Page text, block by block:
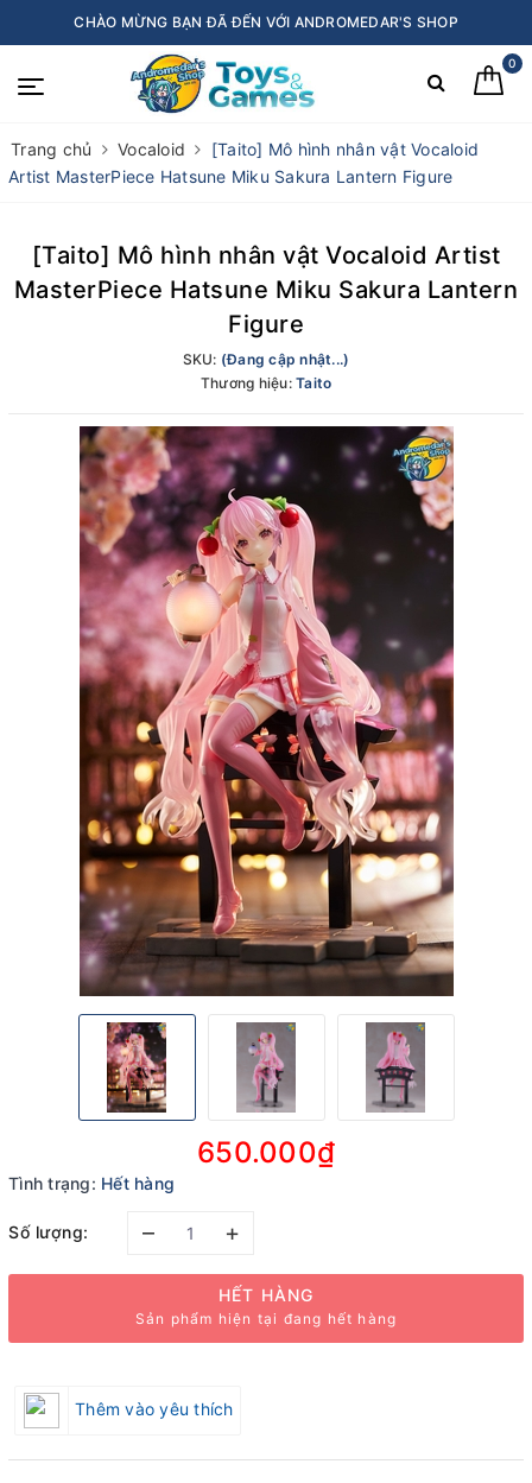
CHÀO MỪNG BẠN ĐÃ ĐẾN VỚI ANDROMEDAR'S SHOP
0
Trang chủ Vocaloid
[Taito] Mô hình nhân vật Vocaloid
Artist MasterPiece Hatsune Miku Sakura Lantern Figure
[Taito] Mô hình nhân vật Vocaloid Artist
MasterPiece Hatsune Miku Sakura Lantern
Figure
SKU: (Đang cập nhật...)
Thương hiệu: Taito
650.000₫
Tình trạng: Hết hàng
Số lượng: – +
HẾT HÀNG
Sản phẩm hiện tại đang hết hàng
Thêm vào yêu thích